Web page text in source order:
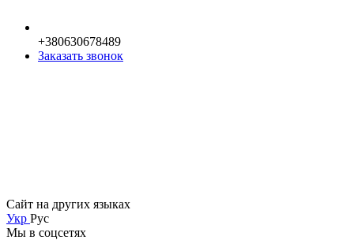
+380630678489
Заказать звонок
Сайт на других языках
Укр Рус
Мы в соцсетях